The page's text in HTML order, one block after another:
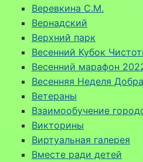
Веревкина С.М.
Вернадский
Верхний парк
Весенний Кубок
Весенний марафон
Весенняя Неделя Добра
Ветераны
Взаимообучение
Викторины
Виртуальная галерея
Вместе ради детей